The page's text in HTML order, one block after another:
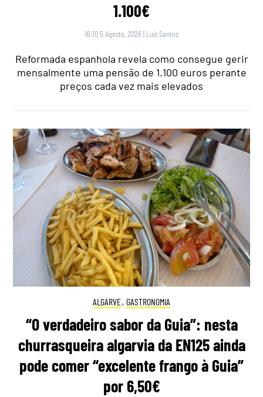
1.100€
16:10 5 Agosto, 2026 | Luís Santos
Reformada espanhola revela como consegue gerir
mensalmente uma pensão de 1.100 euros perante
preços cada vez mais elevados
ALGARVE, GASTRONOMIA
“O verdadeiro sabor da Guia”: nesta
churrasqueira algarvia da EN125 ainda
pode comer “excelente frango à Guia”
por 6,50€